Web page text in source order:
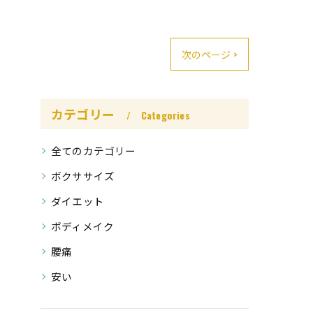
次のページ >
カテゴリー Categories
全てのカテゴリー
ボクササイズ
ダイエット
ボディメイク
腰痛
安い